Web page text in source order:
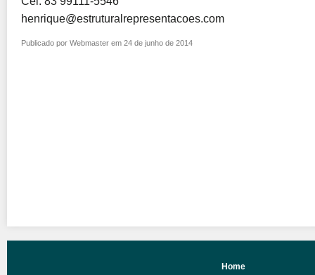
henrique@estruturalrepresentacoes.com
Publicado por Webmaster em 24 de junho de 2014
Home